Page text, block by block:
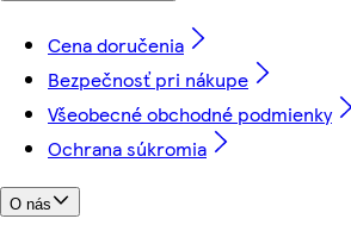
Cena doručenia
Bezpečnosť pri nákupe
Všeobecné obchodné podmienky
Ochrana súkromia
O nás